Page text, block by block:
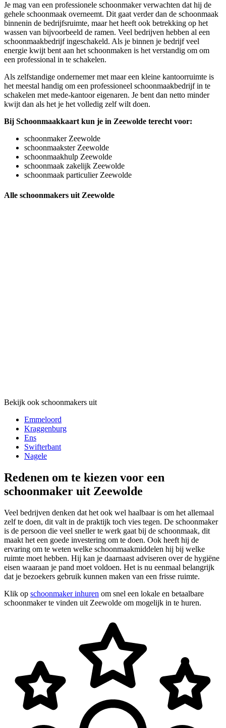
Je mag van een professionele schoonmaker verwachten dat hij de
gehele schoonmaak overneemt. Dit gaat verder dan de schoonmaak
binnenin de bedrijfsruimte, maar het heeft ook betrekking op het
wassen van bijvoorbeeld de ramen. Veel bedrijven hebben al een
schoonmaakbedrijf ingeschakeld. Als je binnen je bedrijf veel
energie kwijt bent aan het schoonmaken is het verstandig om om
een professional in te schakelen.
Als zelfstandige ondernemer met maar een kleine kantoorruimte is
het meestal handig om een professioneel schoonmaakbedrijf in te
schakelen met mede-kantoor eigenaren. Je bent dan netto minder
kwijt dan als het je het volledig zelf wilt doen.
Bij Schoonmaakkaart kun je in Zeewolde terecht voor:
schoonmaker Zeewolde
schoonmaakster Zeewolde
schoonmaakhulp Zeewolde
schoonmaak zakelijk Zeewolde
schoonmaak particulier Zeewolde
Alle schoonmakers uit Zeewolde
Bekijk ook schoonmakers uit
Emmeloord
Kraggenburg
Ens
Swifterbant
Nagele
Redenen om te kiezen voor een
schoonmaker uit Zeewolde
Veel bedrijven denken dat het ook wel haalbaar is om het allemaal
zelf te doen, dit valt in de praktijk toch vies tegen. De schoonmaker
is de persoon die veel sneller te werk gaat bij de schoonmaak, dit
maakt het een goede investering om te doen. Ook heeft hij de
ervaring om te weten welke schoonmaakmiddelen hij bij welke
ruimte moet hebben. Hij kan je daarnaast adviseren over de hygiëne
eisen waaraan je pand moet voldoen. Het is nu eenmaal belangrijk
dat je bezoekers gebruik kunnen maken van een frisse ruimte.
Klik op schoonmaker inhuren om snel een lokale en betaalbare
schoonmaker te vinden uit Zeewolde om mogelijk in te huren.